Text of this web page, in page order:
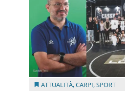
ATTUALITÀ,CARPI,SPORT